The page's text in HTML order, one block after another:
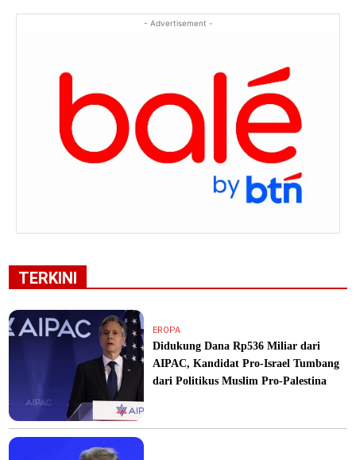
- Advertisement -
TERKINI
EROPA
Didukung Dana Rp536 Miliar dari
AIPAC, Kandidat Pro-Israel Tumbang
dari Politikus Muslim Pro-Palestina